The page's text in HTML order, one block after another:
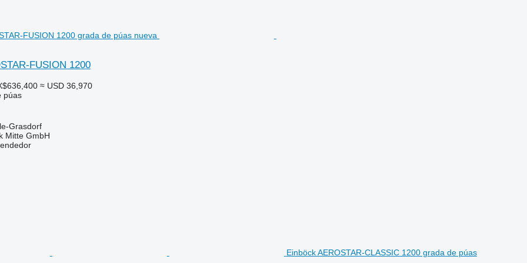
FUSION 1200
≈ USD 36,970
púas
Grasdorf
Mitte GmbH
Einböck AEROSTAR-CLASSIC 1200 grada de púas